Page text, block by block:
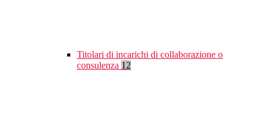
Titolari di incarichi di collaborazione o
consulenza 12